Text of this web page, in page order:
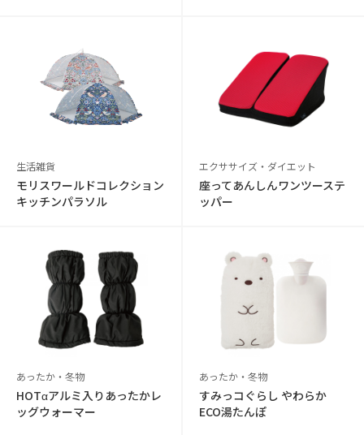
生活雑貨
モリスワールドコレクション
キッチンパラソル
エクササイズ・ダイエット
座ってあんしんワンツーステ
ッパー
あったか・冬物
HOTαアルミ入りあったかレ
ッグウォーマー
あったか・冬物
すみっコぐらし やわらか
ECO湯たんぽ